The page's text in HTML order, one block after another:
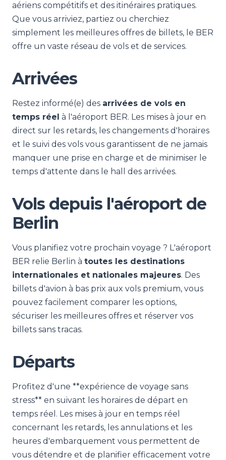
aériens compétitifs et des itinéraires pratiques.
Que vous arriviez, partiez ou cherchiez
simplement les meilleures offres de billets, le BER
offre un vaste réseau de vols et de services.
Arrivées
Restez informé(e) des arrivées de vols en
temps réel à l'aéroport BER. Les mises à jour en
direct sur les retards, les changements d'horaires
et le suivi des vols vous garantissent de ne jamais
manquer une prise en charge et de minimiser le
temps d'attente dans le hall des arrivées.
Vols depuis l'aéroport de
Berlin
Vous planifiez votre prochain voyage ? L'aéroport
BER relie Berlin à toutes les destinations
internationales et nationales majeures. Des
billets d'avion à bas prix aux vols premium, vous
pouvez facilement comparer les options,
sécuriser les meilleures offres et réserver vos
billets sans tracas.
Départs
Profitez d'une **expérience de voyage sans
stress** en suivant les horaires de départ en
temps réel. Les mises à jour en temps réel
concernant les retards, les annulations et les
heures d'embarquement vous permettent de
vous détendre et de planifier efficacement votre